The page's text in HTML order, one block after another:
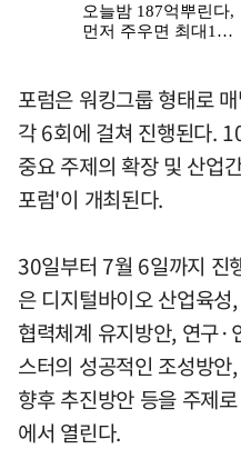
포럼은 워킹그룹 형태로
각 6회에 걸쳐 진행된다.
중요 주제의 확장 및 산업
포럼'이 개최된다.
30일부터 7월 6일까지 진
은 디지털바이오 산업육
협력체계 유지방안, 연구·
스터의 성공적인 조성방
향후 추진방안 등을 주제
에서 열린다.